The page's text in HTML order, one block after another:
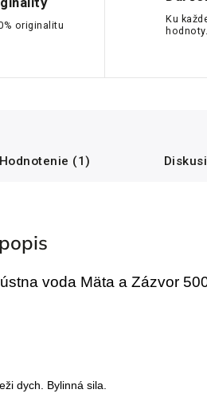
originalitu
Ku
hodnoty.
Hodnotenie (1)
voda Mäta ​a Zázvor
dych. Bylinná sila.